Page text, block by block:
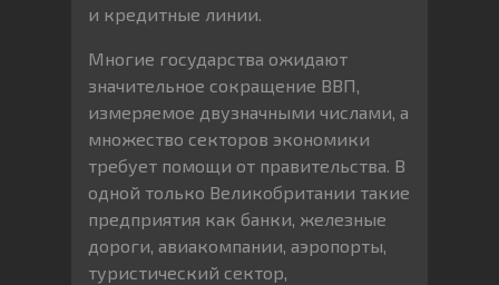
и кредитные линии.
Многие государства ожидают
значительное сокращение ВВП,
измеряемое двузначными числами, а
множество секторов экономики
требует помощи от правительства. В
одной только Великобритании такие
предприятия как банки, железные
дороги, авиакомпании, аэропорты,
туристический сектор,